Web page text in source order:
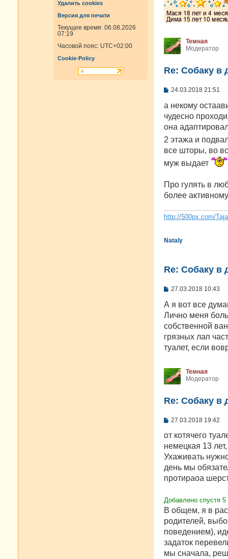
Удалить cookies
Версия для печати
Текущее время: 06.08.2026
07:19
Часовой пояс: UTC+02:00
Cookie-Policy
Темная
Модератор
Re: Собаку в
С
о
щ
е
и
24.03.2018 21:51
а некому
чудесно
она
2 этажа и
все шторы, во
муж выдает
Про гулять в
более
http://500px.com/
Nataly
Re: Собаку в
С
о
щ
е
и
е
27.03.2018 10:43
А я вот все
Лично меня
собственной
грязных лап
туалет, если
Темная
Модератор
Re: Собаку в
С
о
щ
е
и
е
27.03.2018 19:42
от котячего
немецкая 13
Ухаживать
день мы
протираоа
Добавлено спустя
В общем, я в
родителей,
поведением),
задаток
мы сначала,